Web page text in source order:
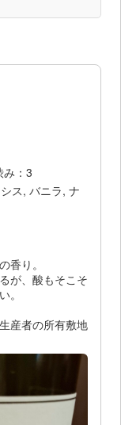
み：3
ス, バニラ, ナ
香り。
が、酸もそこそ
。
産者の所有敷地